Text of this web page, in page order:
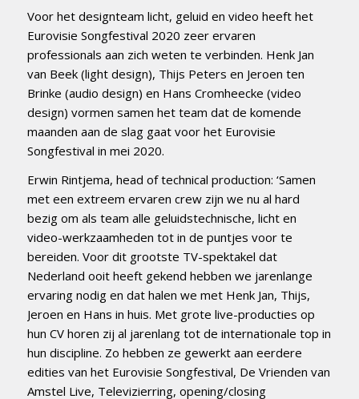
Voor het designteam licht, geluid en video heeft het
Eurovisie Songfestival 2020 zeer ervaren
professionals aan zich weten te verbinden. Henk Jan
van Beek (light design), Thijs Peters en Jeroen ten
Brinke (audio design) en Hans Cromheecke (video
design) vormen samen het team dat de komende
maanden aan de slag gaat voor het Eurovisie
Songfestival in mei 2020.
Erwin Rintjema, head of technical production: ‘Samen
met een extreem ervaren crew zijn we nu al hard
bezig om als team alle geluidstechnische, licht en
video-werkzaamheden tot in de puntjes voor te
bereiden. Voor dit grootste TV-spektakel dat
Nederland ooit heeft gekend hebben we jarenlange
ervaring nodig en dat halen we met Henk Jan, Thijs,
Jeroen en Hans in huis. Met grote live-producties op
hun CV horen zij al jarenlang tot de internationale top in
hun discipline. Zo hebben ze gewerkt aan eerdere
edities van het Eurovisie Songfestival, De Vrienden van
Amstel Live, Televizierring, opening/closing